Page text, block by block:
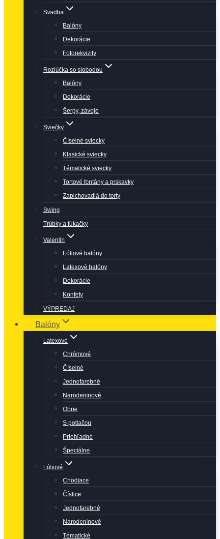
Svadba
Balóny
Dekorácie
Fotorekvizity
Rozlúčka so slobodou
Balóny
Dekorácie
Šerpy, závoje
Sviečky
Číselné sviecky
Klasické sviecky
Tématické sviecky
Tortové fontány a prskavky
Zapichovadlá do torty
Swing
Trúbky a fúkačky
Valentín
Fóliové balóny
Latexové balóny
Dekorácie
Konfety
VÝPREDAJ
Balóny
Latexové
Chrómové
Číselné
Jednofarebné
Narodeninové
Obrie
S potlačou
Priehľadné
Špeciálne
Fóliové
Chodiace
Číslice
Jednofarebné
Narodeninové
Tématické